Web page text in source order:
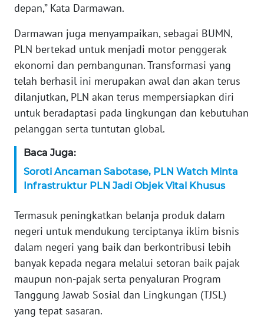
depan,” Kata Darmawan.
Darmawan juga menyampaikan, sebagai BUMN,
PLN bertekad untuk menjadi motor penggerak
ekonomi dan pembangunan. Transformasi yang
telah berhasil ini merupakan awal dan akan terus
dilanjutkan, PLN akan terus mempersiapkan diri
untuk beradaptasi pada lingkungan dan kebutuhan
pelanggan serta tuntutan global.
Baca Juga:
Soroti Ancaman Sabotase, PLN Watch Minta
Infrastruktur PLN Jadi Objek Vital Khusus
Termasuk peningkatkan belanja produk dalam
negeri untuk mendukung terciptanya iklim bisnis
dalam negeri yang baik dan berkontribusi lebih
banyak kepada negara melalui setoran baik pajak
maupun non-pajak serta penyaluran Program
Tanggung Jawab Sosial dan Lingkungan (TJSL)
yang tepat sasaran.
SULTRA
WN
NTB
SULTENG
WN
WN
BABEL
WN